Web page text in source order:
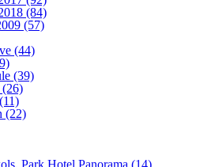
(84)
(57)
(44)
(39)
(26)
(22)
Park Hotel Panorama (14)